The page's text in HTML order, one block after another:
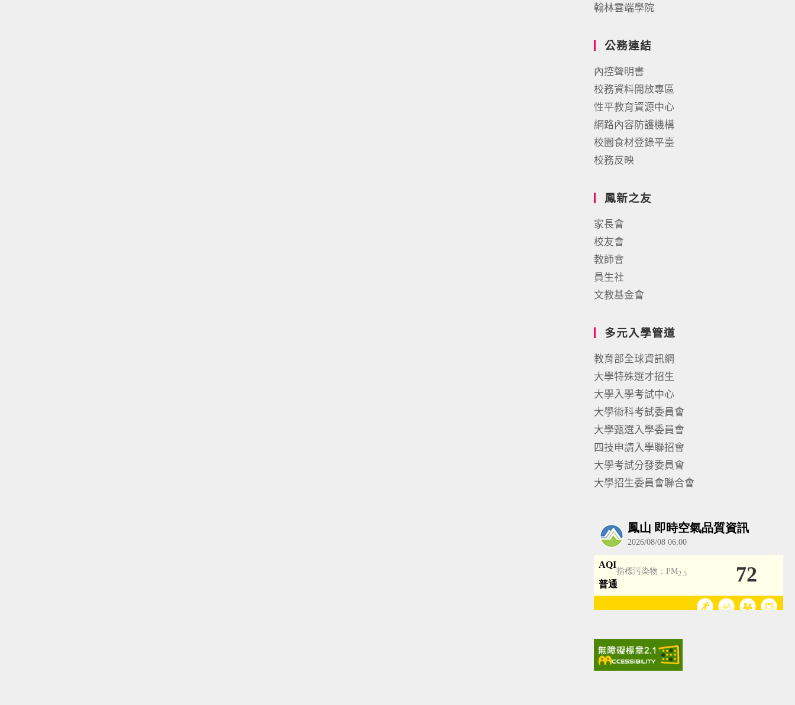
翰林雲端學院
公務連結
內控聲明書
校務資料開放專區
性平教育資源中心
網路內容防護機構
校園食材登錄平臺
校務反映
鳳新之友
家長會
校友會
教師會
員生社
文教基金會
多元入學管道
教育部全球資訊網
大學特殊選才招生
大學入學考試中心
大學術科考試委員會
大學甄選入學委員會
四技申請入學聯招會
大學考試分發委員會
大學招生委員會聯合會